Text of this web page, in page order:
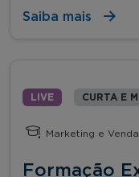
Saiba mais
LIVE CURTA E
Marketing e
Formação